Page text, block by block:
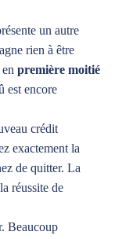
un autre
rien à être
première moitié
est encore
crédit
exactement la
de quitter. La
réussite de
Beaucoup